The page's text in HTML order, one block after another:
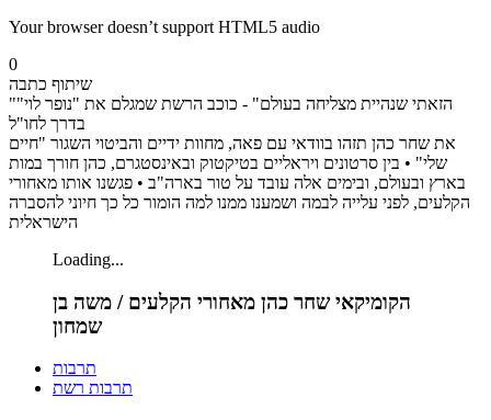
Your browser doesn’t support HTML5 audio
0
שיתוף כתבה
"הזאתי שנהיית מצליחה בעולם" - כוכב הרשת שמגלם את "נופר לוי"
בדרך לחו"ל
את שחר כהן תזהו בוודאי עם פאה, מחוות ידיים והביטוי השגור "חיים
שלי" • בין סרטונים ויראליים בטיקטוק ובאינסטגרם, כהן חורך במות
בארץ ובעולם, ובימים אלה עובד על טור בארה"ב • פגשנו אותו מאחורי
הקלעים, לפני עלייה לבמה ושמענו ממנו למה הומור כל כך חיוני להסברה
הישראלית
Loading...
הקומיקאי שחר כהן מאחורי הקלעים / משה בן
שמחון
תרבות
תרבות רשת